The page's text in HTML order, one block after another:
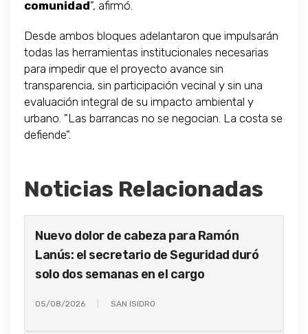
comunidad", afirmó.
Desde ambos bloques adelantaron que impulsarán
todas las herramientas institucionales necesarias
para impedir que el proyecto avance sin
transparencia, sin participación vecinal y sin una
evaluación integral de su impacto ambiental y
urbano. "Las barrancas no se negocian. La costa se
defiende".
Noticias Relacionadas
Nuevo dolor de cabeza para Ramón
Lanús: el secretario de Seguridad duró
solo dos semanas en el cargo
05/08/2026 SAN ISIDRO